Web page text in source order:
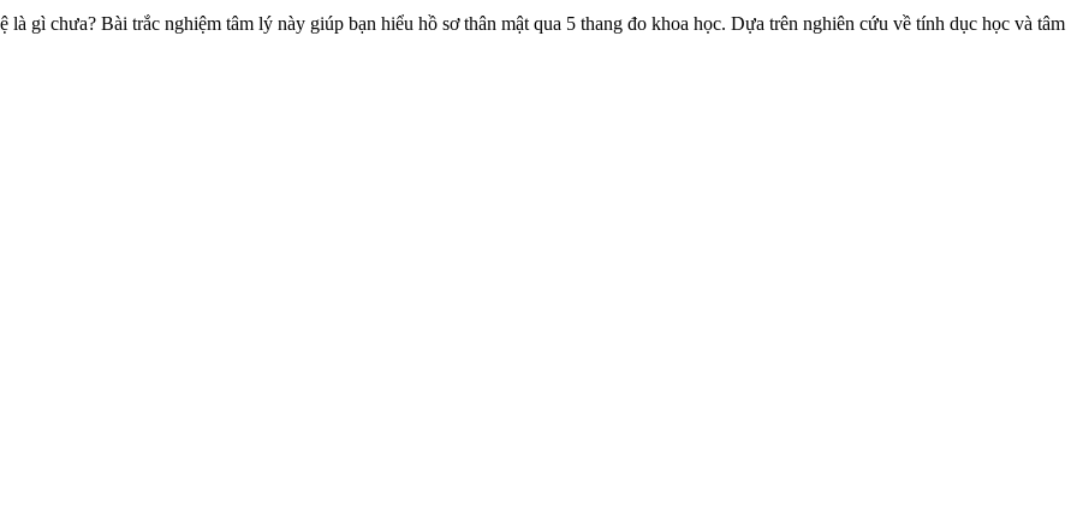
gì chưa? Bài trắc nghiệm tâm lý này giúp bạn hiểu hồ sơ thân mật qua 5 thang đo khoa học. Dựa trên nghiên cứu về tính dục học và tâm